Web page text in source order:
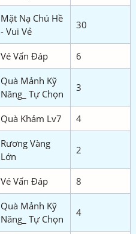
Mặt Nạ Chú Hề
- Vui Vẻ
30
Vé Vấn Đáp 6
Quà Mảnh Kỹ
Năng_ Tự Chọn
3
Quà Khảm Lv7 4
Rương Vàng
Lớn
2
Vé Vấn Đáp 8
Quà Mảnh Kỹ
Năng_ Tự Chọn
4